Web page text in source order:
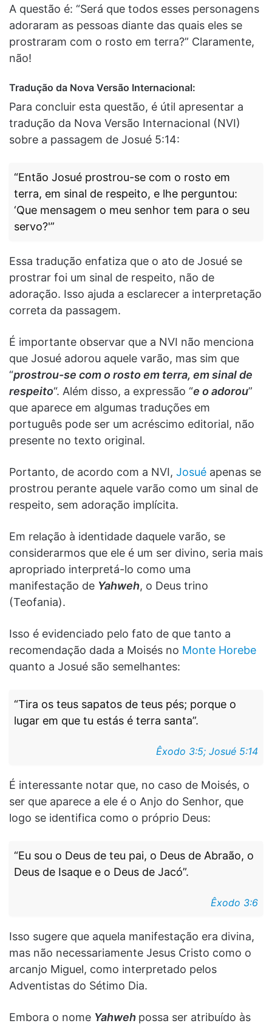
A questão é: “Será que todos esses personagens
adoraram as pessoas diante das quais eles se
prostraram com o rosto em terra?” Claramente,
não!
Tradução da Nova Versão Internacional:
Para concluir esta questão, é útil apresentar a
tradução da Nova Versão Internacional (NVI)
sobre a passagem de Josué 5:14:
“Então Josué prostrou-se com o rosto em
terra, em sinal de respeito, e lhe perguntou:
‘Que mensagem o meu senhor tem para o seu
servo?'”
Essa tradução enfatiza que o ato de Josué se
prostrar foi um sinal de respeito, não de
adoração. Isso ajuda a esclarecer a interpretação
correta da passagem.
É importante observar que a NVI não menciona
que Josué adorou aquele varão, mas sim que
“prostrou-se com o rosto em terra, em sinal de
respeito“. Além disso, a expressão “e o adorou”
que aparece em algumas traduções em
português pode ser um acréscimo editorial, não
presente no texto original.
Portanto, de acordo com a NVI, Josué apenas se
prostrou perante aquele varão como um sinal de
respeito, sem adoração implícita.
Em relação à identidade daquele varão, se
considerarmos que ele é um ser divino, seria mais
apropriado interpretá-lo como uma
manifestação de Yahweh, o Deus trino
(Teofania).
Isso é evidenciado pelo fato de que tanto a
recomendação dada a Moisés no Monte Horebe
quanto a Josué são semelhantes:
“Tira os teus sapatos de teus pés; porque o
lugar em que tu estás é terra santa”.
Êxodo 3:5; Josué 5:14
É interessante notar que, no caso de Moisés, o
ser que aparece a ele é o Anjo do Senhor, que
logo se identifica como o próprio Deus:
“Eu sou o Deus de teu pai, o Deus de Abraão, o
Deus de Isaque e o Deus de Jacó”.
Êxodo 3:6
Isso sugere que aquela manifestação era divina,
mas não necessariamente Jesus Cristo como o
arcanjo Miguel, como interpretado pelos
Adventistas do Sétimo Dia.
Embora o nome Yahweh possa ser atribuído às